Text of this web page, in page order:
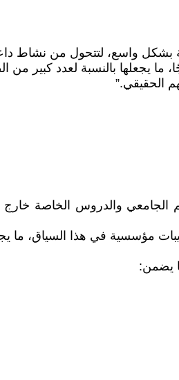
بشكل واسع، لتتحول من نشاط
يجعلها بالنسبة لعدد كبير من
الحقيقي.”
الجامعي والدروس الخاصة
مؤسسية في هذا السياق،
يضمن: